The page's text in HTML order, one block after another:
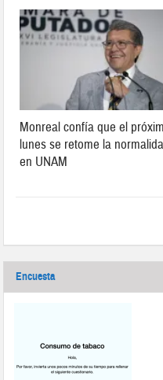
Monreal confía que el
lunes se retome la
en UNAM
Encuesta